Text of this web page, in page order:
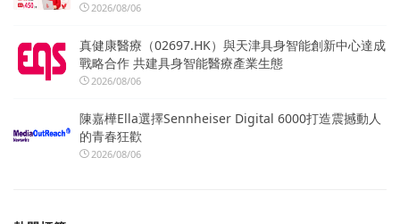
2026/08/06
真健康醫療（02697.HK）與天津具身智能創新中心達成
戰略合作 共建具身智能醫療產業生態
2026/08/06
陳嘉樺Ella選擇Sennheiser Digital 6000打造震撼動人
的青春狂歡
2026/08/06